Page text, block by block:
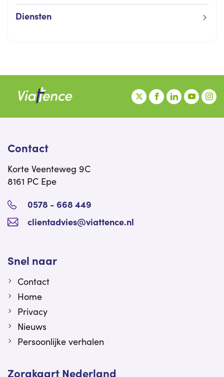
Diensten
Contact
Korte Veenteweg 9C
8161 PC Epe
0578 - 668 449
clientadvies@viattence.nl
Snel naar
Contact
Home
Privacy
Nieuws
Persoonlijke verhalen
Zorgkaart Nederland